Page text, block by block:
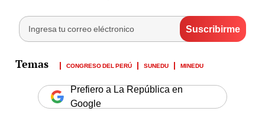
CONGRESO DEL PERÚ SUNEDU MINEDU
Prefiero a La República en
Google